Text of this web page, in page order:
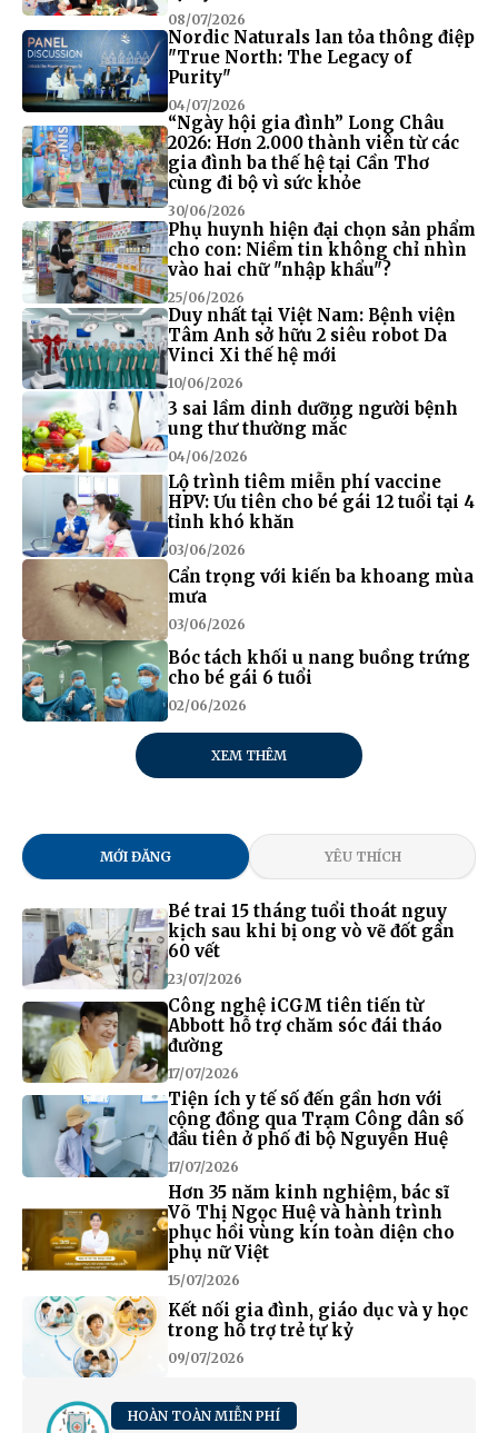
08/07/2026
Nordic Naturals lan tỏa thông điệp
"True North: The Legacy of
Purity"
04/07/2026
“Ngày hội gia đình” Long Châu
2026: Hơn 2.000 thành viên từ các
gia đình ba thế hệ tại Cần Thơ
cùng đi bộ vì sức khỏe
30/06/2026
Phụ huynh hiện đại chọn sản phẩm
cho con: Niềm tin không chỉ nhìn
vào hai chữ "nhập khẩu"?
25/06/2026
Duy nhất tại Việt Nam: Bệnh viện
Tâm Anh sở hữu 2 siêu robot Da
Vinci Xi thế hệ mới
10/06/2026
3 sai lầm dinh dưỡng người bệnh
ung thư thường mắc
04/06/2026
Lộ trình tiêm miễn phí vaccine
HPV: Ưu tiên cho bé gái 12 tuổi tại 4
tỉnh khó khăn
03/06/2026
Cẩn trọng với kiến ba khoang mùa
mưa
03/06/2026
Bóc tách khối u nang buồng trứng
cho bé gái 6 tuổi
02/06/2026
XEM THÊM
MỚI ĐĂNG YÊU THÍCH
Bé trai 15 tháng tuổi thoát nguy
kịch sau khi bị ong vò vẽ đốt gần
60 vết
23/07/2026
Công nghệ iCGM tiên tiến từ
Abbott hỗ trợ chăm sóc đái tháo
đường
17/07/2026
Tiện ích y tế số đến gần hơn với
cộng đồng qua Trạm Công dân số
đầu tiên ở phố đi bộ Nguyễn Huệ
17/07/2026
Hơn 35 năm kinh nghiệm, bác sĩ
Võ Thị Ngọc Huệ và hành trình
phục hồi vùng kín toàn diện cho
phụ nữ Việt
15/07/2026
Kết nối gia đình, giáo dục và y học
trong hỗ trợ trẻ tự kỷ
09/07/2026
HOÀN TOÀN MIỄN PHÍ